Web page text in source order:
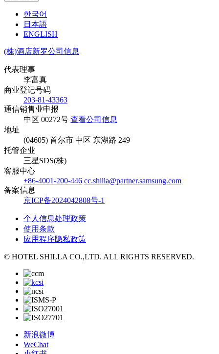
한국어
日本語
ENGLISH
(株)酒店新罗公司信息
代表理事
李富真
商业登记号码
203-81-43363
通信销售业申报
中区 00272号 查看公司信息
地址
(04605) 首尔市 中区 东湖路 249
托管企业
三星SDS(株)
客服中心
+86-4001-200-446 cc.shilla@partner.samsung.com
备案信息
京ICP备2024042808号-1
个人信息处理政策
使用条款
应用程序隐私政策
© HOTEL SHILLA CO.,LTD. ALL RIGHTS RESERVED.
新浪微博
WeChat